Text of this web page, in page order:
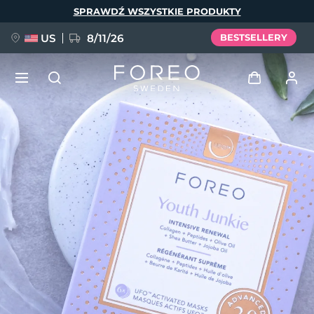
SPRAWDŹ WSZYSTKIE PRODUKTY
US 8/11/26 BESTSELLERY
Zaloguj
Profil użytkownika
Moje urządzenia
Moje zamówienia
Moje adresy
Moje subskrypcje
NOWOŚĆ
FAQ™ Pure Beauty-Tech Elixir
BREAKING NEWS
issa™ Teeth Whitening Set
Język
English Deutsch
Español
Français
Italiano
Português
Polski
Svenska
Русский
Türkçe
简体中文 繁體中文